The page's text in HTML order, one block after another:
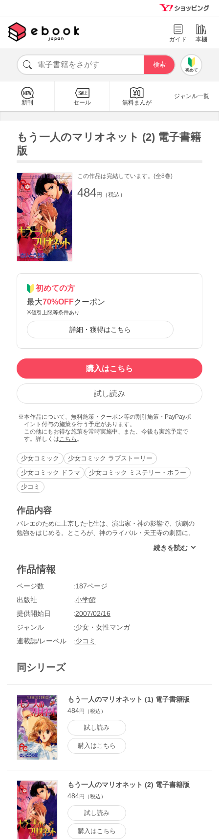
ガイド 本棚
初めて
新刊 セール 無料まんが
ジャンル一覧
もう一人のマリオネット (2) 電子書籍
版
この作品は完結しています。(全8巻)
484円（税込）
初めての方
最大70%OFFクーポン
※値引上限等条件あり
詳細・獲得はこちら
購入はこちら
試し読み
本作品について、無料施策・クーポン等の割引施策・PayPayポ
イント付与の施策を行う予定があります。
この他にもお得な施策を常時実施中、また、今後も実施予定で
す。詳しくはこちら 。
少女コミック
少女コミック ラブストーリー
少女コミック ドラマ
少女コミック ミステリー・ホラー
少コミ
作品内容
バレエのために上京した七生は、演出家・神の影響で、演劇の
勉強をはじめる。ところが、神のライバル・天王寺の劇団に、
作品情報
ページ数
187ページ
出版社
小学館
提供開始日
2007/02/16
ジャンル
少女・女性マンガ
連載誌/レーベル
少コミ
同シリーズ
もう一人のマリオネット (1) 電子書籍版
484円（税込）
試し読み
購入はこちら
もう一人のマリオネット (2) 電子書籍版
484円（税込）
試し読み
購入はこちら